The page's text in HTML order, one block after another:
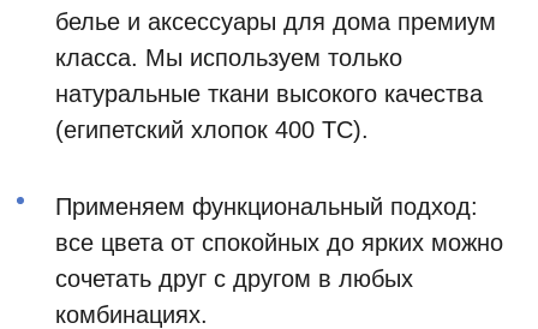
белье и аксессуары для дома премиум
класса. Мы используем только
натуральные ткани высокого качества
(египетский хлопок 400 ТС).
Применяем функциональный подход:
все цвета от спокойных до ярких можно
сочетать друг с другом в любых
комбинациях.